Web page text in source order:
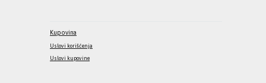
Kupovina
Uslovi korišćenja
Uslovi kupovine